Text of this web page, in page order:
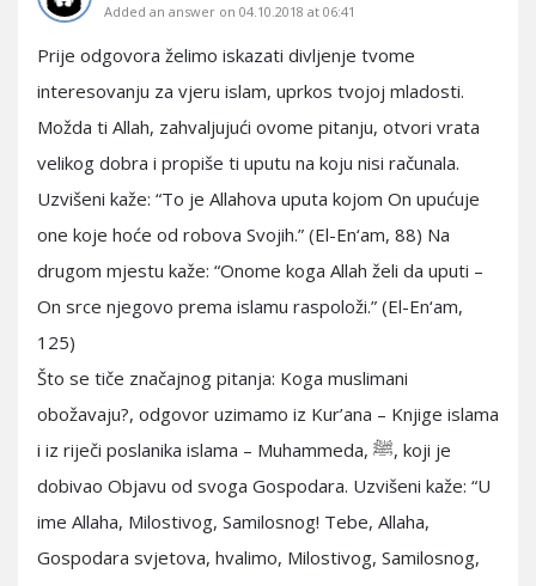
Added an answer on 04.10.2018 at 06:41
Prije odgovora želimo iskazati divljenje tvome
interesovanju za vjeru islam, uprkos tvojoj mladosti.
Možda ti Allah, zahvaljujući ovome pitanju, otvori vrata
velikog dobra i propiše ti uputu na koju nisi računala.
Uzvišeni kaže: “To je Allahova uputa kojom On upućuje
one koje hoće od robova Svojih.” (El-En‘am, 88) Na
drugom mjestu kaže: “Onome koga Allah želi da uputi –
On srce njegovo prema islamu raspoloži.” (El-En‘am,
125)
Što se tiče značajnog pitanja: Koga muslimani
obožavaju?, odgovor uzimamo iz Kur’ana – Knjige islama
i iz riječi poslanika islama – Muhammeda, ﷺ, koji je
dobivao Objavu od svoga Gospodara. Uzvišeni kaže: “U
ime Allaha, Milostivog, Samilosnog! Tebe, Allaha,
Gospodara svjetova, hvalimo, Milostivog, Samilosnog,